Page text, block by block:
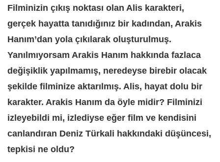
Filminizin çıkış noktası olan Alis karakteri,
gerçek hayatta tanıdığınız bir kadından, Arakis
Hanım’dan yola çıkılarak oluşturulmuş.
Yanılmıyorsam Arakis Hanım hakkında fazlaca
değişiklik yapılmamış, neredeyse birebir olacak
şekilde filminize aktarılmış. Alis, hayat dolu bir
karakter. Arakis Hanım da öyle midir? Filminizi
izleyebildi mi, izlediyse eğer film ve kendisini
canlandıran Deniz Türkali hakkındaki düşüncesi,
tepkisi ne oldu?